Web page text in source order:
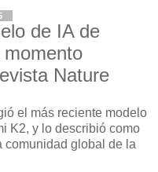
de IA de
momento
Nature
el más reciente modelo
K2, y lo describió como
comunidad global de la